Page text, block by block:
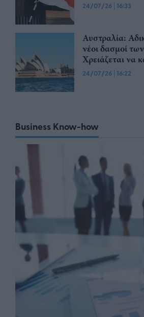
24/07/26 | 16:33
Αυστραλία:
νέοι δασμοί
Χρειάζεται να
24/07/26 | 16:22
Business Know-how